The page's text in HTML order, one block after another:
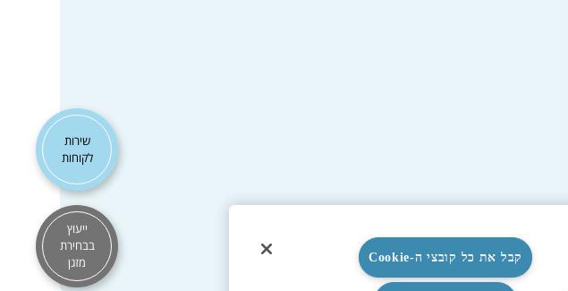
שירות
לקוחות
ייעוץ
בבחירת
מזגן
קבל את כל קובצי ה-Cookie